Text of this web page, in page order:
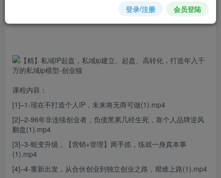
课程内容：
[1]–1-现在不打造个人IP，未来将无商可做(1).mp4
[2]–2-96年非连续创业者，负债黑累几经生死，靠个人品牌逆风
翻盘(1).mp4
[3]–3-蜕变升级，【营销+管理】两手抓，练就一身真本事
(1).mp4
[4]–4-重新出发，从合伙创业到独立创业之路，艰难上路(1).mp4
登录/注册 会员登陆